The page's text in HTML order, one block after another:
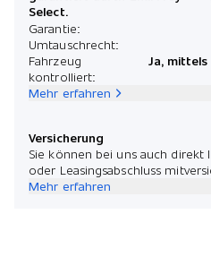
Select.
Garantie:
Umtauschrecht:
Fahrzeug
kontrolliert:
Ja,
Mehr erfahren
Versicherung
Sie können bei uns auch direkt
oder Leasingsabschluss
Mehr erfahren